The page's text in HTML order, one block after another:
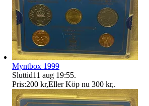
Myntbox 1999
Sluttid11 aug 19:55.
Pris:200 kr,Eller Köp nu 300 kr,.